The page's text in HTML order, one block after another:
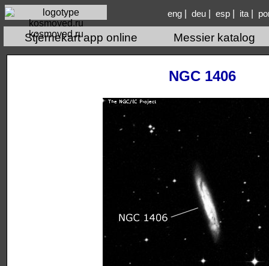
kosmoved.ru
eng| deu| esp| ita|
Stjernekart app online Messier katalog
NGC 1406